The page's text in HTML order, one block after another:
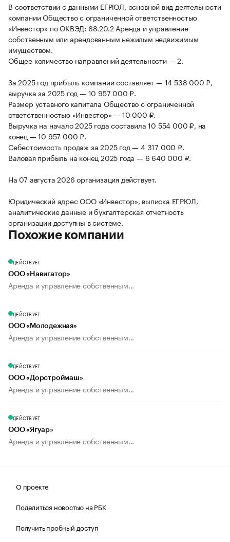
В соответствии с данными ЕГРЮЛ, основной вид деятельности
компании Общество с ограниченной ответственностью
«Инвестор» по ОКВЭД: 68.20.2 Аренда и управление
собственным или арендованным нежилым недвижимым
имуществом.
Общее количество направлений деятельности — 2.
За 2025 год прибыль компании составляет — 14 538 000 ₽,
выручка за 2025 год — 10 957 000 ₽.
Размер уставного капитала Общество с ограниченной
ответственностью «Инвестор» — 10 000 ₽.
Выручка на начало 2025 года составила 10 554 000 ₽, на
конец — 10 957 000 ₽.
Себестоимость продаж за 2025 год — 4 317 000 ₽.
Валовая прибыль на конец 2025 года — 6 640 000 ₽.
На 07 августа 2026 организация действует.
Юридический адрес ООО «Инвестор», выписка ЕГРЮЛ,
аналитические данные и бухгалтерская отчетность
организации доступны в системе.
Похожие компании
ДЕЙСТВУЕТ
ООО «Навигатор»
Аренда и управление собственным...
ДЕЙСТВУЕТ
ООО «Молодежная»
Аренда и управление собственным...
ДЕЙСТВУЕТ
ООО «Дорстроймаш»
Аренда и управление собственным...
ДЕЙСТВУЕТ
ООО «Ягуар»
Аренда и управление собственным...
О проекте
Поделиться новостью на РБК
Получить пробный доступ